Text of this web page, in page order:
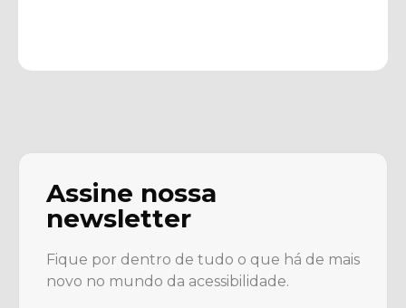
Assine nossa
newsletter
Fique por dentro de tudo o que há de mais
novo no mundo da acessibilidade.